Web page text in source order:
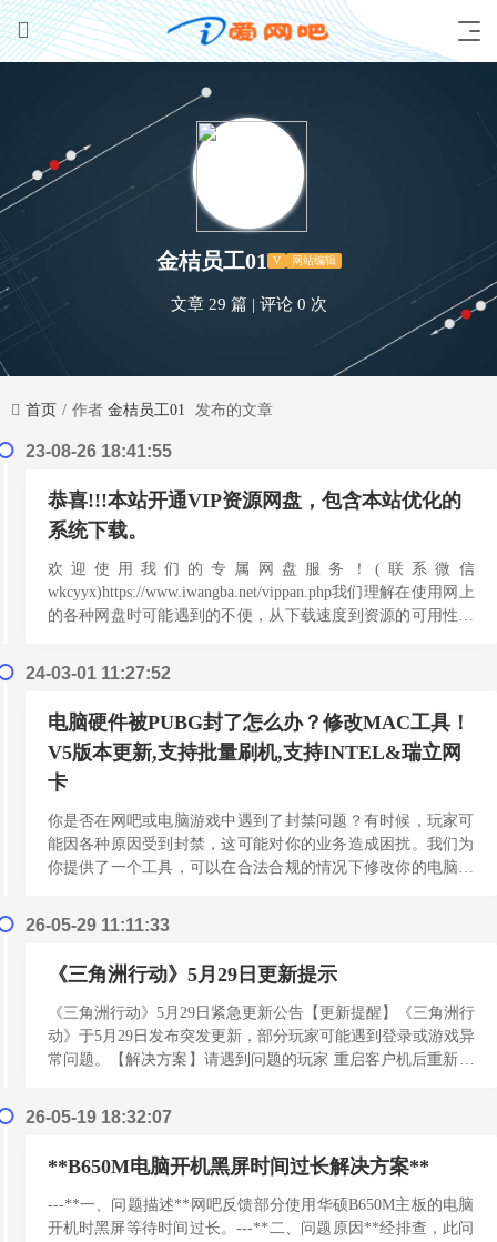
金桔员工01 V 网站编辑
文章 29 篇 | 评论 0 次
首页 作者 金桔员工01 发布的文章
23-08-26 18:41:55
恭喜!!!本站开通VIP资源网盘，包含本站优化的
系统下载。
欢迎使用我们的专属网盘服务！(联系微信
wkcyyx)https://www.iwangba.net/vippan.php我们理解在使用网上
的各种网盘时可能遇到的不便，从下载速度到资源的可用性。
24-03-01 11:27:52
电脑硬件被PUBG封了怎么办？修改MAC工具！
V5版本更新,支持批量刷机,支持INTEL&瑞立网
卡
你是否在网吧或电脑游戏中遇到了封禁问题？有时候，玩家可
能因各种原因受到封禁，这可能对你的业务造成困扰。我们为
你提供了一个工具，可以在合法合规的情况下修改你的电脑的
[阅读更多]
26-05-29 11:11:33
《三角洲行动》5月29日更新提示
《三角洲行动》5月29日紧急更新公告【更新提醒】《三角洲行
动》于5月29日发布突发更新，部分玩家可能遇到登录或游戏异
常问题。【解决方案】请遇到问题的玩家 重启客户机后重新登
26-05-19 18:32:07
**B650M电脑开机黑屏时间过长解决方案**
---**一、问题描述**网吧反馈部分使用华硕B650M主板的电脑
开机时黑屏等待时间过长。---**二、问题原因**经排查，此问